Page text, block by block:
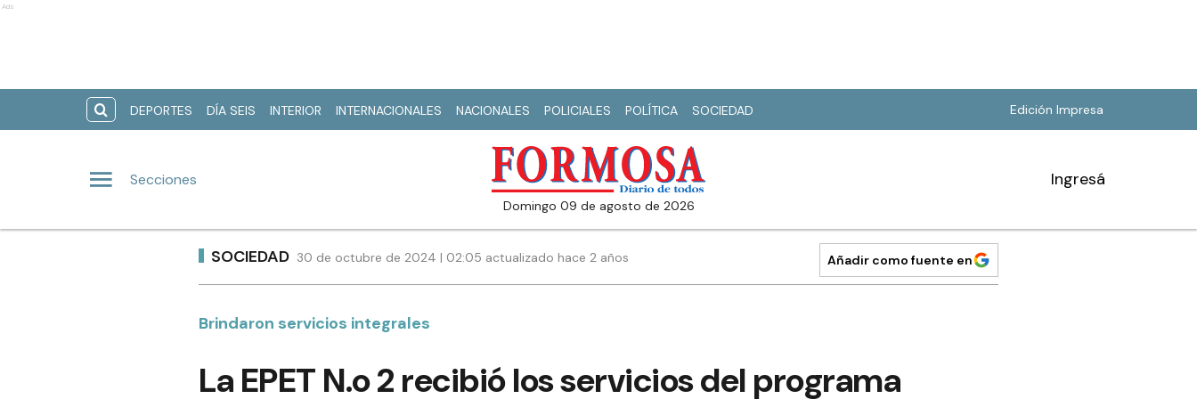
Ads
DEPORTES DÍA SEIS INTERIOR INTERNACIONALES NACIONALES POLICIALES POLÍTICA SOCIEDAD Edición Impresa
Secciones
domingo 09 de agosto de 2026
Ingresá
SOCIEDAD 30 de octubre de 2024 | 02:05 actualizado hace 2 años Añadir como fuente en
Brindaron servicios integrales
La EPET N.o 2 recibió los servicios del programa